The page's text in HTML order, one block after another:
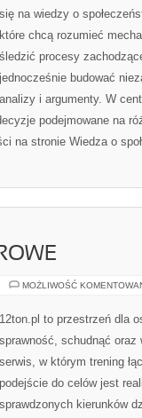
się na wiedzy o
które chcą rozumieć
śledzić procesy
jednocześnie budować
analizy i argumenty. W
podejmowane na
na stronie Wiedza o
MOŻLIWOŚĆ
12ton.pl to przestrzeń dla
sprawność, schudnąć
serwis, w którym trening
podejście do celów jest
sprawdzonych kierunków